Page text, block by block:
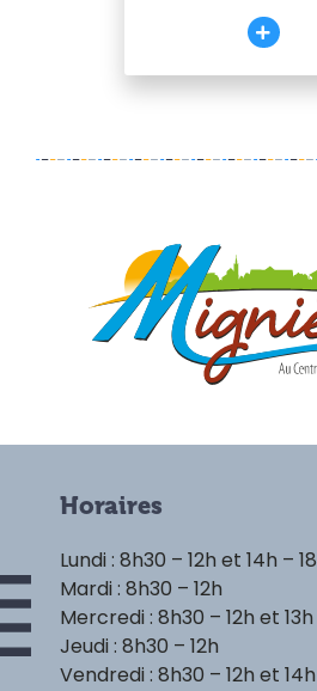
Horaires
Lundi : 8h30 – 12h et 14h –
Mardi : 8h30 – 12h
Mercredi : 8h30 – 12h et 13h
Jeudi : 8h30 – 12h
Vendredi : 8h30 – 12h et